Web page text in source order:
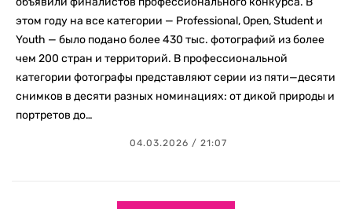
этом году на все категории — Professional, Open, Student и
Youth — было подано более 430 тыс. фотографий из более
чем 200 стран и территорий. В профессиональной
категории фотографы представляют серии из пяти—десяти
снимков в десяти разных номинациях: от дикой природы и
портретов до…
04.03.2026 / 21:07